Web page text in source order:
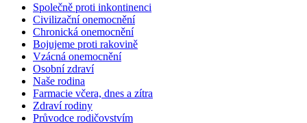
Společně proti inkontinenci
Civilizační onemocnění
Chronická onemocnění
Bojujeme proti rakovině
Vzácná onemocnění
Osobní zdraví
Naše rodina
Farmacie včera, dnes a zítra
Zdraví rodiny
Průvodce rodičovstvím